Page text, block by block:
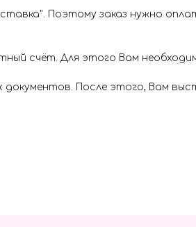
Поэтому заказ нужно
счёт. Для этого Вам
документов. После этого, Вам